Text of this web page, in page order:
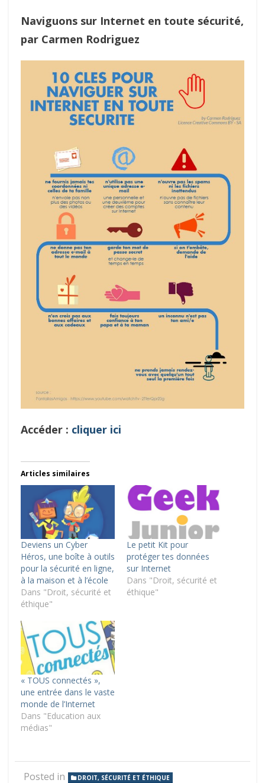
Naviguons sur Internet en toute sécurité,
par Carmen Rodriguez
Accéder : cliquer ici
Articles similaires
Deviens un Cyber
Héros, une boîte à outils
pour la sécurité en ligne,
à la maison et à l’école
Dans "Droit, sécurité et
éthique"
Le petit Kit pour
protéger tes données
sur Internet
Dans "Droit, sécurité et
éthique"
« TOUS connectés »,
une entrée dans le vaste
monde de l’Internet
Dans "Education aux
médias"
Posted in DROIT, SÉCURITÉ ET ÉTHIQUE